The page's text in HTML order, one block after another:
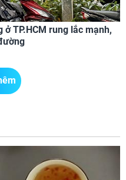
ở TP.HCM rung lắc mạnh,